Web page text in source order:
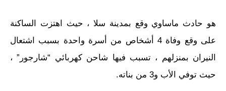
هو حادث ماساوي وقع بمدينة سلا ، حيث اهتزت الساكنة
على وقع وفاة 4 أشخاص من أسرة واحدة بسبب اشتعال
النيران بمنزلهم ، تسبب فيها شاحن كهربائي “شارجور” ،
حيث توفي الأب و3 من بناته.